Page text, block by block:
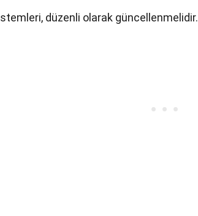
düzenli olarak güncellenmelidir.